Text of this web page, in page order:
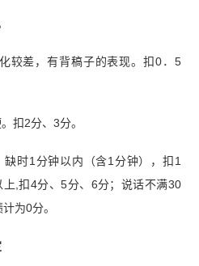
较差，有背稿子的表现。扣0．5
扣2分、3分。
时1分钟以内（含1分钟），扣1
,扣4分、5分、6分；说话不满30
为0分。